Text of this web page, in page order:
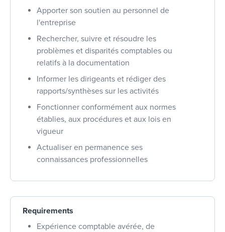
Apporter son soutien au personnel de
l'entreprise
Rechercher, suivre et résoudre les
problèmes et disparités comptables ou
relatifs à la documentation
Informer les dirigeants et rédiger des
rapports/synthèses sur les activités
Fonctionner conformément aux normes
établies, aux procédures et aux lois en
vigueur
Actualiser en permanence ses
connaissances professionnelles
Requirements
Expérience comptable avérée, de